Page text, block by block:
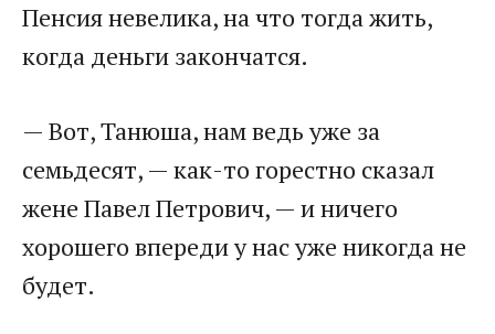
Пенсия невелика, на что тогда жить,
когда деньги закончатся.
— Вот, Танюша, нам ведь уже за
семьдесят, — как-то горестно сказал
жене Павел Петрович, — и ничего
хорошего впереди у нас уже никогда не
будет.